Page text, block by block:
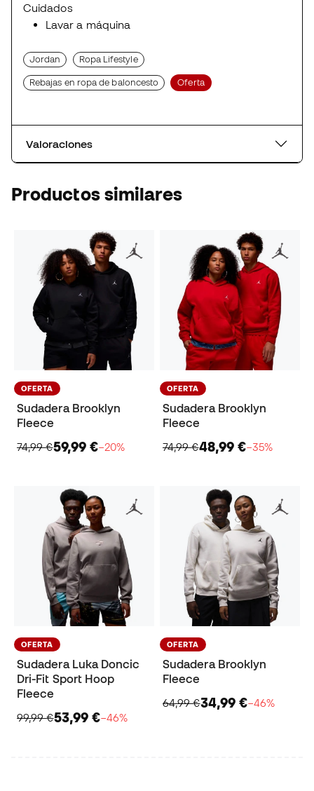
Cuidados
Lavar a máquina
Jordan Ropa Lifestyle
Rebajas en ropa de baloncesto Oferta
Valoraciones
Productos similares
OFERTA
Sudadera Brooklyn
Fleece
74,99 €59,99 €−20%
OFERTA
Sudadera Brooklyn
Fleece
74,99 €48,99 €−35%
OFERTA
Sudadera Luka Doncic
Dri-Fit Sport Hoop
Fleece
99,99 €53,99 €−46%
OFERTA
Sudadera Brooklyn
Fleece
64,99 €34,99 €−46%